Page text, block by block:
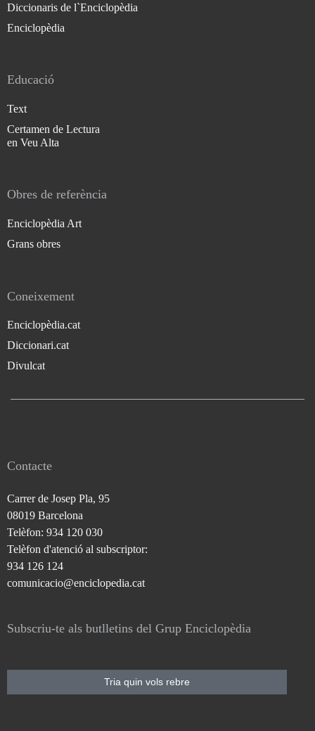
Diccionaris de l`Enciclopèdia
Enciclopèdia
Educació
Text
Certamen de Lectura
en Veu Alta
Obres de referència
Enciclopèdia Art
Grans obres
Coneixement
Enciclopèdia.cat
Diccionari.cat
Divulcat
Contacte
Carrer de Josep Pla, 95
08019 Barcelona
Telèfon: 934 120 030
Telèfon d'atenció al subscriptor:
934 126 124
comunicacio@enciclopedia.cat
Subscriu-te als butlletins del Grup Enciclopèdia
Tria quin vols rebre